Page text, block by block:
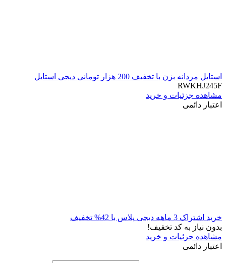
استایل مردانه بزن با تخفیف 200 هزار تومانی دیجی استایل
RWKHJ245F
مشاهده جزئیات و خرید
اعتبار دائمی
خرید اشتراک 3 ماهه دیجی پلاس با 42% تخفیف
بدون نیاز به کد تخفیف!
مشاهده جزئیات و خرید
اعتبار دائمی